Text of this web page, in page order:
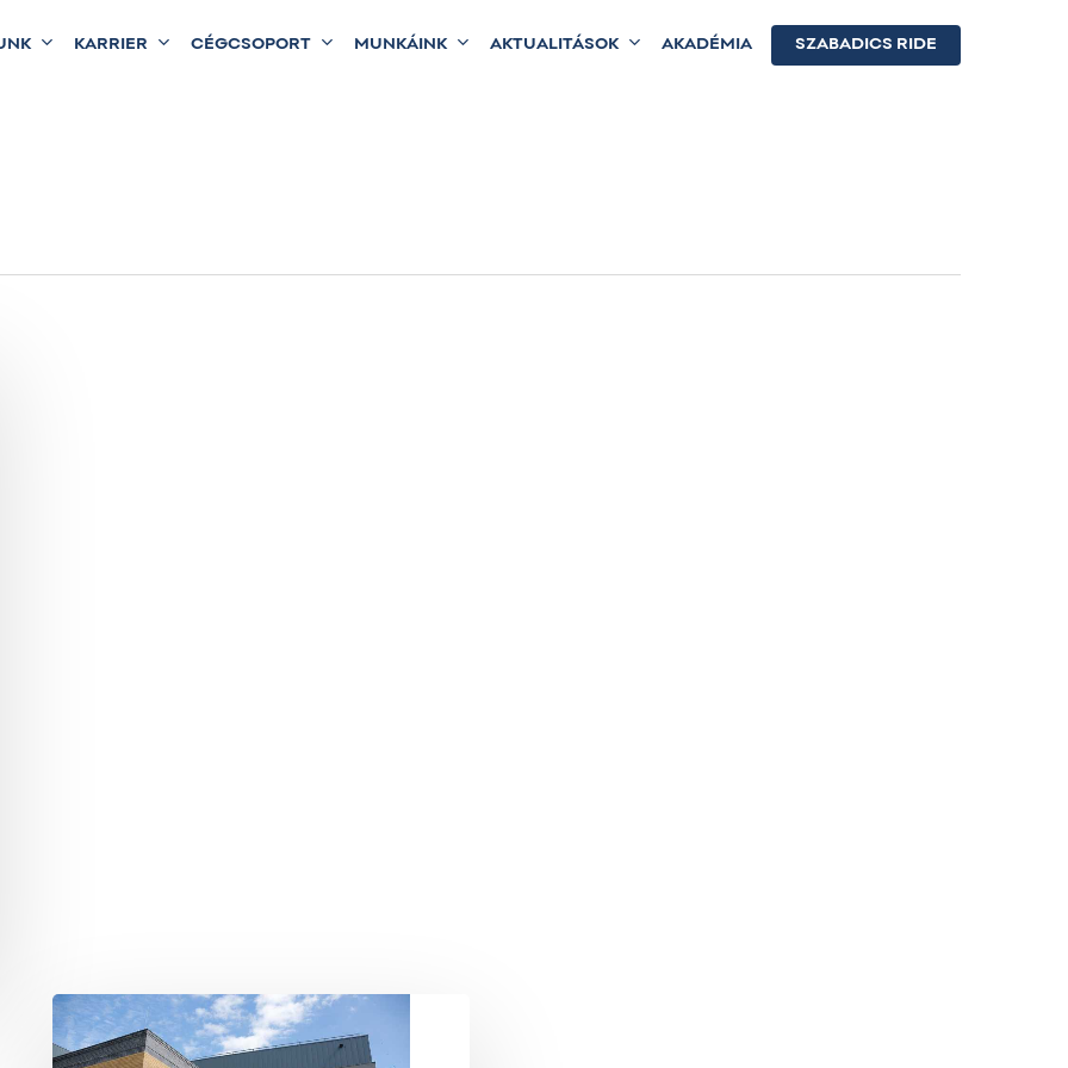
KARRIER CÉGCSOPORT MUNKÁINK AKTUALITÁSOK AKADÉMIA SZABADICS RIDE
ELKÉSZÜLT
A
VÍVÓCSARNOK